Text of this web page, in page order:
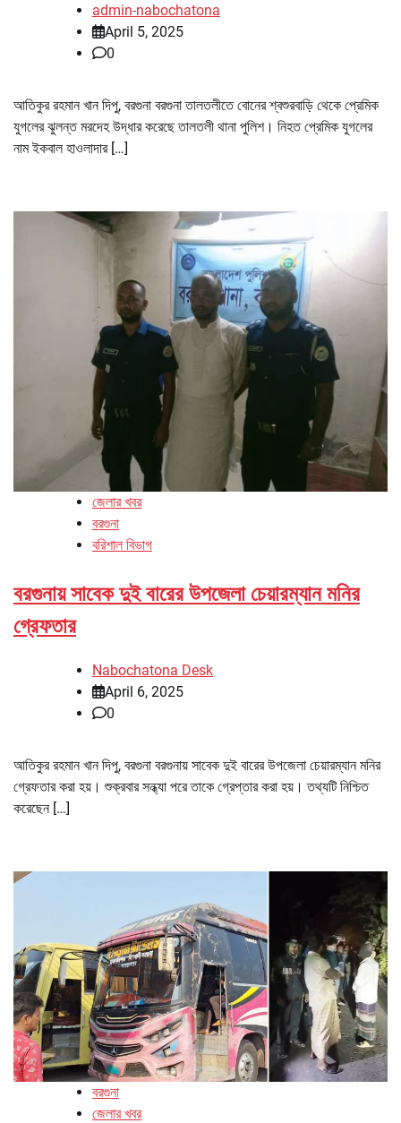
admin-nabochatona
April 5, 2025
0
আতিকুর রহমান খান দিপু, বরগুনা বরগুনা তালতলীতে বোনের শ্বশুরবাড়ি থেকে প্রেমিক
যুগলের ঝুলন্ত মরদেহ উদ্ধার করেছে তালতলী থানা পুলিশ। নিহত প্রেমিক যুগলের
নাম ইকবাল হাওলাদার […]
জেলার খবর
বরগুনা
বরিশাল বিভাগ
বরগুনায় সাবেক দুই বারের উপজেলা চেয়ারম্যান মনির
গ্রেফতার
Nabochatona Desk
April 6, 2025
0
আতিকুর রহমান খান দিপু, বরগুনা বরগুনায় সাবেক দুই বারের উপজেলা চেয়ারম্যান মনির
গ্রেফতার করা হয়। শুক্রবার সন্ধ্যা পরে তাকে গ্রেপ্তার করা হয়। তথ্যটি নিশ্চিত
করেছেন […]
বরগুনা
জেলার খবর